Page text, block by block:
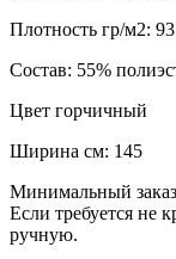
Плотность гр/м2: 93
Состав: 55%
Цвет горчичный
Ширина см: 145
Минимальный
Если требуется не
ручную.